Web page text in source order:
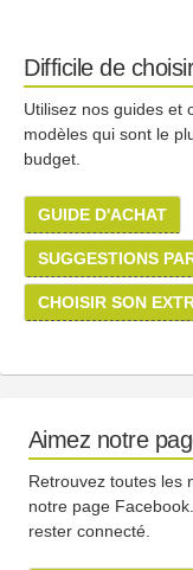
Difficile de
Utilisez nos guides et
modèles qui sont le
budget.
GUIDE D'ACHAT
SUGGESTIONS
CHOISIR SON
Aimez notre
Retrouvez toutes les
notre page
rester connecté.